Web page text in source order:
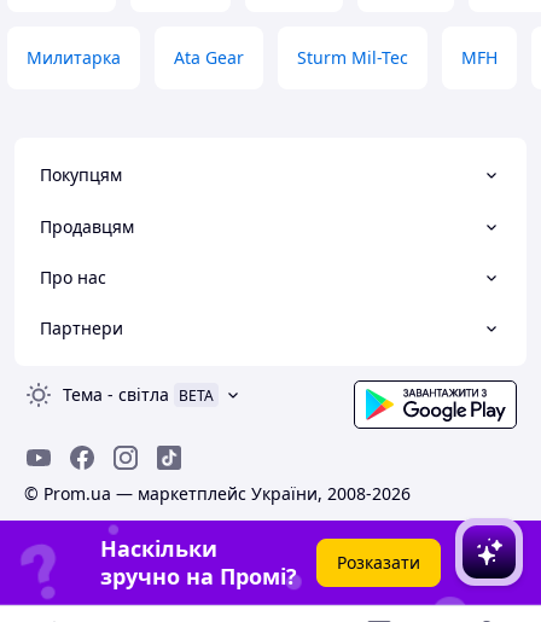
Милитарка Ata Gear Sturm Mil-Tec MFH
Покупцям
Продавцям
Про нас
Партнери
Тема - світла BETA
© Prom.ua — маркетплейс України, 2008-2026
Наскільки
зручно на Промі?
Розказати